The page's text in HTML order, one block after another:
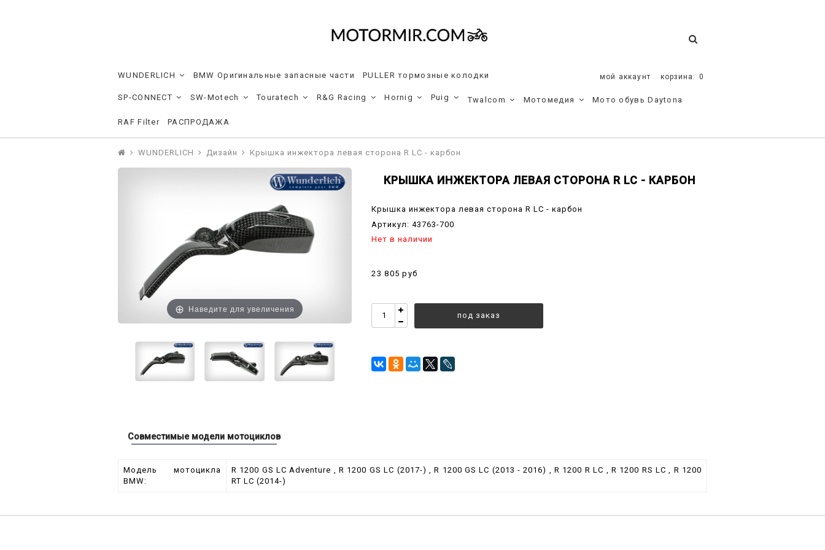
мой аккаунт корзина: 0
WUNDERLICH BMW Оригинальные запасные части PULLER тормозные колодки
SP-CONNECT SW-Motech Touratech R&G Racing Hornig Puig Twalcom Мотомедия Мото обувь Daytona
RAF Filter РАСПРОДАЖА
WUNDERLICH Дизайн Крышка инжектора левая сторона R LC - карбон
Наведите для увеличения
КРЫШКА ИНЖЕКТОРА ЛЕВАЯ СТОРОНА R LC - КАРБОН
Крышка инжектора левая сторона R LC - карбон
Артикул:43763-700
Нет в наличии
23 805 руб
под заказ
Совместимые модели мотоциклов
Модель мотоцикла
BMW:
R 1200 GS LC Adventure , R 1200 GS LC (2017-) , R 1200 GS LC (2013 - 2016) , R 1200 R LC , R 1200 RS LC , R 1200
RT LC (2014-)